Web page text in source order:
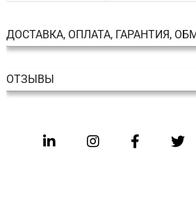
ДОСТАВКА, ОПЛАТА, ГАРАНТИЯ,
ОТЗЫВЫ